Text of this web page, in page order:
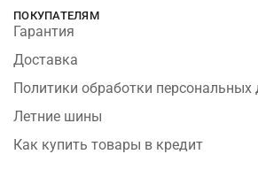
ПОКУПАТЕЛЯМ
Гарантия
Доставка
Политики обработки персональных
Летние шины
Как купить товары в кредит